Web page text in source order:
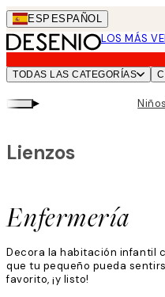
Skip
to
main
content.
ESP ESPAÑOL
LOS MÁS
TODAS LAS CATEGORÍAS
▸ Niños
Enfermería
Lienzos
Decora la habitación infantil
que tu pequeño pueda
favorito, ¡y listo!